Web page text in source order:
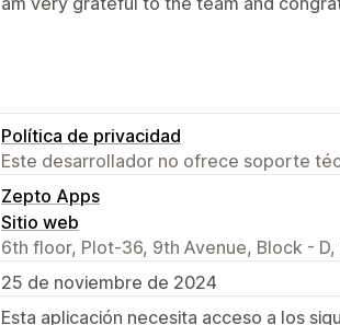
Política de privacidad
Este desarrollador no ofrece soporte
Zepto Apps
Sitio web
6th floor, Plot-36, 9th Avenue, Block - D,
25 de noviembre de 2024
Esta aplicación necesita acceso a los